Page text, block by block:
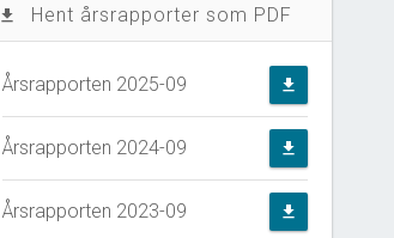
file_download Hent årsrapporter som PDF
Årsrapporten 2025-09 file_download
Årsrapporten 2024-09 file_download
Årsrapporten 2023-09 file_download